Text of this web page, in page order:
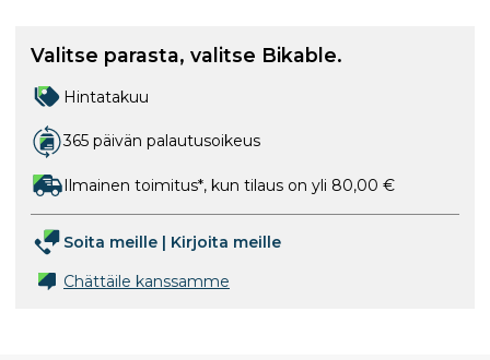
Valitse parasta, valitse Bikable.
Hintatakuu
365 päivän palautusoikeus
Ilmainen toimitus*, kun tilaus on yli 80,00 €
Soita meille | Kirjoita meille
Chättäile kanssamme